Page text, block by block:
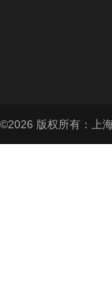
©2026 版权所有：上